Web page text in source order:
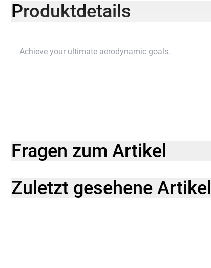
Produktdetails
Achieve your ultimate aerodynamic goals.
Fragen zum Artikel
Zuletzt gesehene Artikel